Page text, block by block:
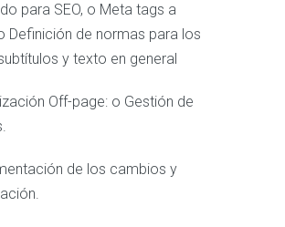
para SEO, o Meta tags a
Definición de normas para los
y texto en general
Off-page: o Gestión de
de los cambios y